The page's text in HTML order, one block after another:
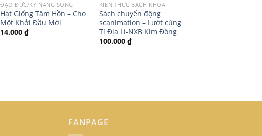
ĐẠO ĐỨC/KỸ NĂNG SỐNG
Hạt Giống Tâm Hồn – Cho
Một Khởi Đầu Mới
14.000₫
KIẾN THỨC BÁCH KHOA
Sách chuyển động
scanimation – Lướt cùng
Tí Địa Lí-NXB Kim Đồng
100.000 ₫
FANPAGE